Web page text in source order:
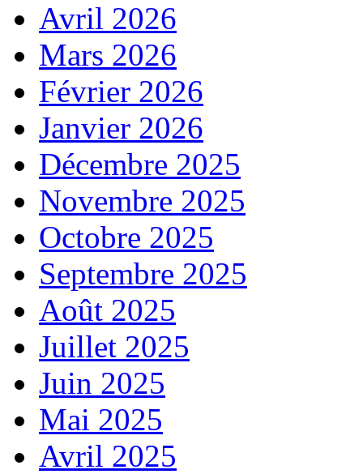
Avril 2026
Mars 2026
Février 2026
Janvier 2026
Décembre 2025
Novembre 2025
Octobre 2025
Septembre 2025
Août 2025
Juillet 2025
Juin 2025
Mai 2025
Avril 2025